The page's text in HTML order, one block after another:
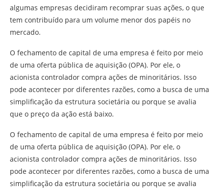
algumas empresas decidiram recomprar suas ações, o que
tem contribuído para um volume menor dos papéis no
mercado.
O fechamento de capital de uma empresa é feito por meio
de uma oferta pública de aquisição (OPA). Por ele, o
acionista controlador compra ações de minoritários. Isso
pode acontecer por diferentes razões, como a busca de uma
simplificação da estrutura societária ou porque se avalia
que o preço da ação está baixo.
O fechamento de capital de uma empresa é feito por meio
de uma oferta pública de aquisição (OPA). Por ele, o
acionista controlador compra ações de minoritários. Isso
pode acontecer por diferentes razões, como a busca de uma
simplificação da estrutura societária ou porque se avalia